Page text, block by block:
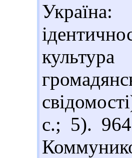
с.; 5).